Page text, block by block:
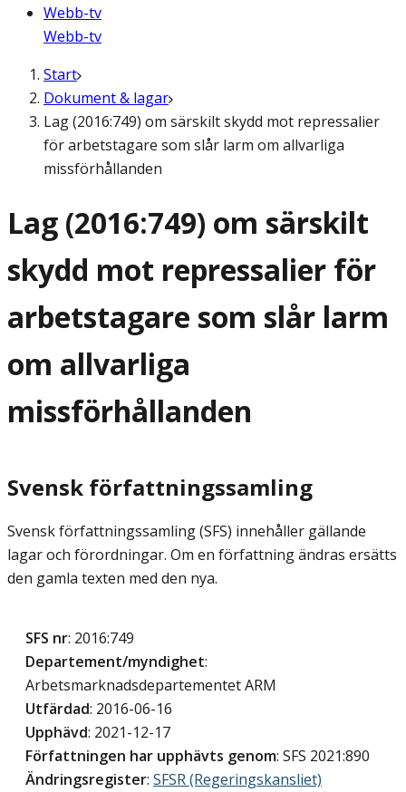
Webb-tv
Webb-tv
Start
Dokument & lagar
Lag (2016:749) om särskilt skydd mot repressalier
för arbetstagare som slår larm om allvarliga
missförhållanden
Lag (2016:749) om särskilt
skydd mot repressalier för
arbetstagare som slår larm
om allvarliga
missförhållanden
Svensk författningssamling
Svensk författningssamling (SFS) innehåller gällande
lagar och förordningar. Om en författning ändras ersätts
den gamla texten med den nya.
SFS nr: 2016:749
Departement/myndighet:
Arbetsmarknadsdepartementet ARM
Utfärdad: 2016-06-16
Upphävd: 2021-12-17
Författningen har upphävts genom: SFS 2021:890
Ändringsregister: SFSR (Regeringskansliet)